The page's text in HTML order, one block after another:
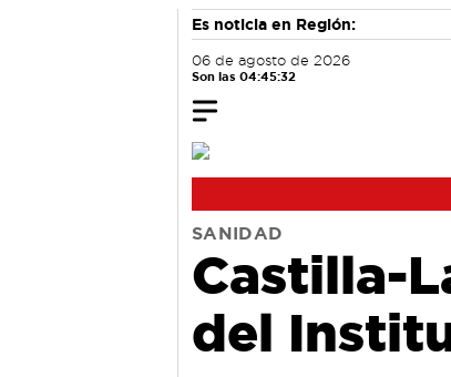
Es noticia en Región:
06 de agosto de 2026
Son las 04:45:33
SANIDAD
Castilla-
del